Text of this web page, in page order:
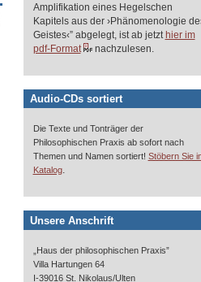
Amplifikation eines Hegelschen
Kapitels aus der ›Phänomenologie
Geistes‹” abgelegt, ist ab jetzt hier im
pdf-Format
nachzulesen.
Audio-CDs sortiert
Die Texte und Tonträger der
Philosophischen Praxis ab sofort nach
Themen und Namen sortiert! Stöbern Sie
Katalog.
Unsere Anschrift
„Haus der philosophischen Praxis”
Villa Hartungen 64
I-39016 St. Nikolaus/Ulten